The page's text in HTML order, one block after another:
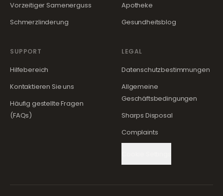
Vorzeitiger Samenerguss
Schmerzlinderung
Apotheke
Gesundheitsblog
SUPPORT
Hilfebereich
Kontaktieren Sie uns
Häufig gestellte Fragen
(FAQs)
LEGAL
Datenschutzbestimmungen
Allgemeine
Geschäftsbedingungen
Sharps Disposal
Complaints